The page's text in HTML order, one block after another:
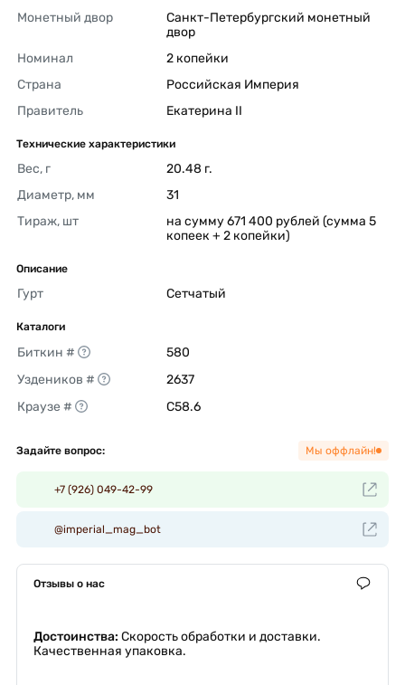
Монетный двор
Санкт-Петербургский монетный
двор
Номинал
2 копейки
Страна
Российская Империя
Правитель
Екатерина II
Технические характеристики
Вес, г
20.48 г.
Диаметр, мм
31
Тираж, шт
на сумму 671 400 рублей (сумма 5
копеек + 2 копейки)
Описание
Гурт Сетчатый
Каталоги
Биткин #
580
Уздеников #
2637
Краузе #
C58.6
Задайте вопрос: Мы оффлайн!
+7 (926) 049-42-99
@imperial_mag_bot
Отзывы о нас
Достоинства: Скорость обработки и доставки.
Качественная упаковка.